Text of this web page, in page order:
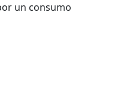
un consumo